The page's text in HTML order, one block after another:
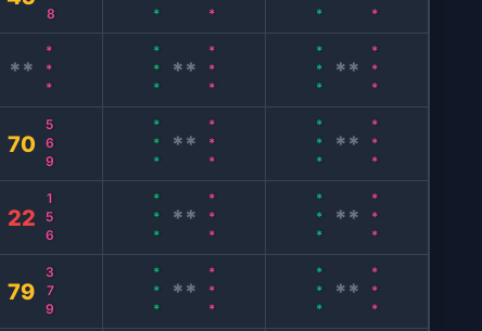
** *** *** ** *** *** ** ***
70 569 *** ** *** *** ** ***
22 156 *** ** *** *** ** ***
79 379 *** ** *** *** ** ***